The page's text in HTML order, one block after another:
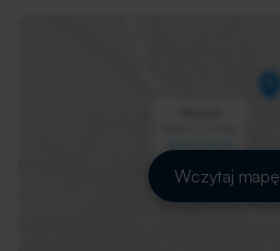
Wczytaj mapę